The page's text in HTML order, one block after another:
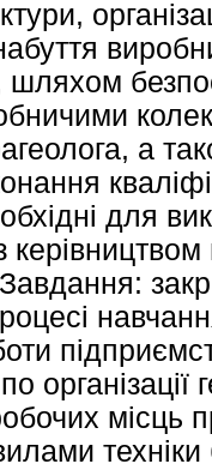
шляхом
а
для
організації
місць